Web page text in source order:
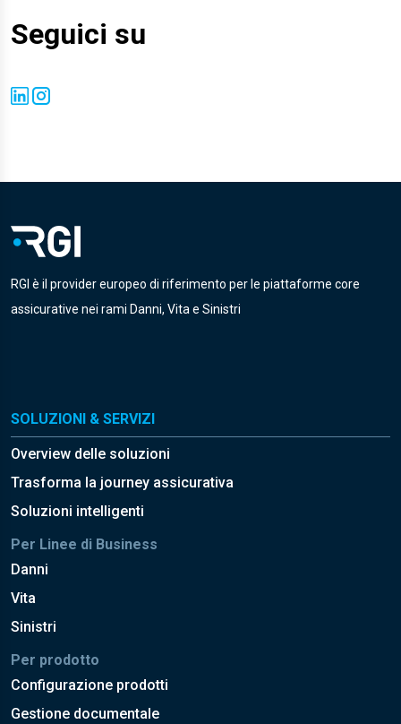
Seguici su
RGI è il provider europeo di riferimento per le piattaforme core
assicurative nei rami Danni, Vita e Sinistri
SOLUZIONI & SERVIZI
Overview delle soluzioni
Trasforma la journey assicurativa
Soluzioni intelligenti
Per Linee di Business
Danni
Vita
Sinistri
Per prodotto
Configurazione prodotti
Gestione documentale